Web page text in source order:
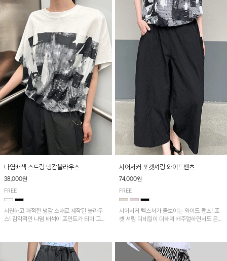
나염배색 스트링 냉감블라우스
38,000원
FREE
시원하고 쾌적한 냉감 소재로 제작된 블라우
스! 감각적인 나염 배색이 포인트가 되어 고급
착용 가능합니다~
시어서커 포켓셔링 와이드팬츠
74,000원
FREE
시어서커 텍스처가 돋보이는 와이드 팬츠! 포
켓 셔링 디테일이 더해져 캐주얼하면서도 은은
다. 가볍고 쾌적한 착용감으로 여름철 데일리
아이템으로 활용하기 좋아요~